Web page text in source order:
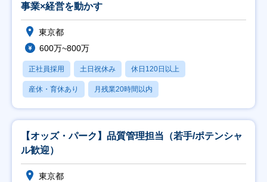
事業×経営を動かす
東京都
600万~800万
正社員採用 土日祝休み 休日120日以上
産休・育休あり 月残業20時間以内
【オッズ・パーク】品質管理担当（若手/ポテンシャ
ル歓迎）
東京都